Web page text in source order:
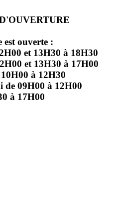
ouverte :
et 13H30 à 18H30
et 13H30 à 17H00
à 12H30
de 09H00 à 12H00
à 17H00